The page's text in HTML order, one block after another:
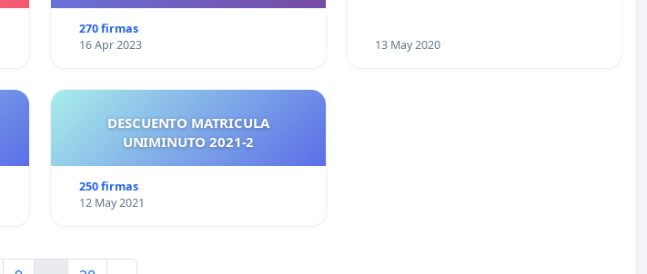
270 firmas
16 Apr 2023
13 May 2020
DESCUENTO MATRICULA
UNIMINUTO 2021-2
250 firmas
12 May 2021